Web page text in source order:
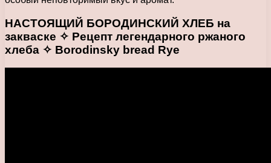
НАСТОЯЩИЙ БОРОДИНСКИЙ ХЛЕБ на
закваске ✧ Рецепт легендарного ржаного
хлеба ✧ Borodinsky bread Rye